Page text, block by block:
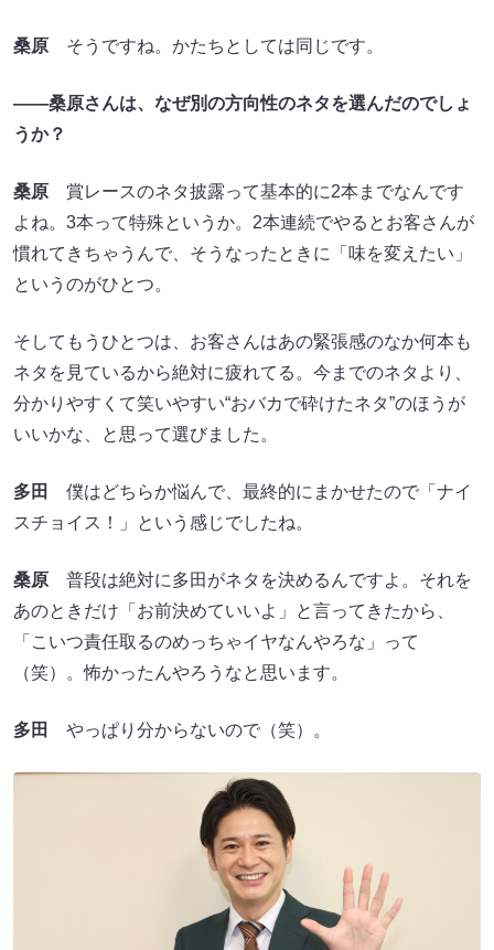
桑原 そうですね。かたちとしては同じです。
――桑原さんは、なぜ別の方向性のネタを選んだのでしょ
うか？
桑原 賞レースのネタ披露って基本的に2本までなんです
よね。3本って特殊というか。2本連続でやるとお客さんが
慣れてきちゃうんで、そうなったときに「味を変えたい」
というのがひとつ。
そしてもうひとつは、お客さんはあの緊張感のなか何本も
ネタを見ているから絶対に疲れてる。今までのネタより、
分かりやすくて笑いやすい“おバカで砕けたネタ”のほうが
いいかな、と思って選びました。
多田
僕はどちらか悩んで、最終的にまかせたので「ナイ
スチョイス！」という感じでしたね。
桑原 普段は絶対に多田がネタを決めるんですよ。それを
あのときだけ「お前決めていいよ」と言ってきたから、
「こいつ責任取るのめっちゃイヤなんやろな」って
（笑）。怖かったんやろうなと思います。
多田 やっぱり分からないので（笑）。